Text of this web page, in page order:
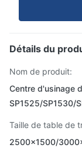
Détails du
Nom de produit:
Centre d'usinage
SP1525/SP1530/
Taille de table de
2500x1500/